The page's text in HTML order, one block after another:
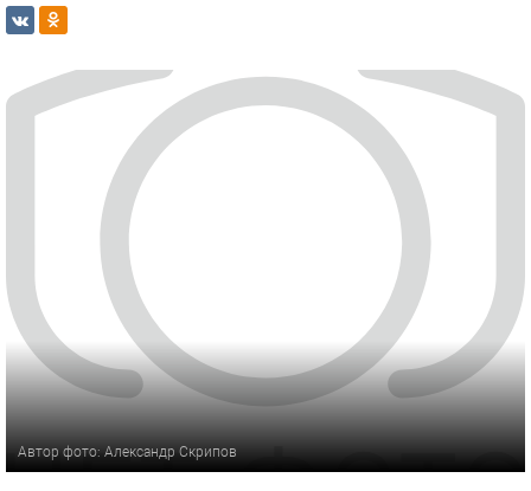
Автор фото: Александр Скрипов